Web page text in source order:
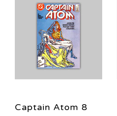
Captain Atom 8